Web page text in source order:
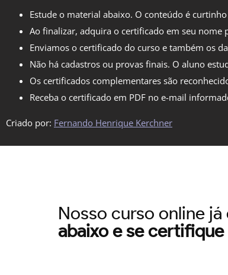
Estude o material abaixo. O conteúdo é
Ao finalizar, adquira o certificado em seu nome
Enviamos o certificado do curso e também os
Não há cadastros ou provas finais. O aluno
Os certificados complementares são
Receba o certificado em PDF no e-mail
Criado por: Fernando Henrique Kerchner
Nosso curso online
abaixo e se